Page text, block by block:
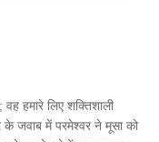
वह हमारे लिए शक्तिशाली
के जवाब में परमेश्वर ने मूसा को